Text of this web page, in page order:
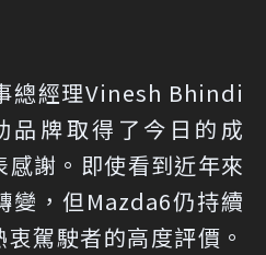
總經理Vinesh Bhindi
品牌取得了今日的成
謝。即使看到近年來
變，但Mazda6仍持續
駕駛者的高度評價。